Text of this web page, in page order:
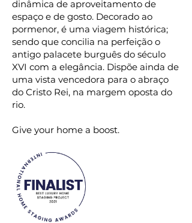
dinâmica de aproveitamento de
espaço e de gosto. Decorado ao
pormenor, é uma viagem histórica;
sendo que concilia na perfeição o
antigo palacete burguês do século
XVI com a elegância. Dispõe ainda de
uma vista vencedora para o abraço
do Cristo Rei, na margem oposta do
rio.
Give your home a boost.